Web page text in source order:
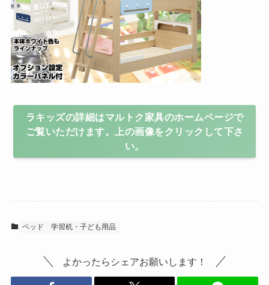
ラキッズの詳細はマルトク家具のホームページで
ご覧いただけます。上の画像をクリックして下さ
い。
ベッド 学習机・子ども用品
よかったらシェアお願いします！